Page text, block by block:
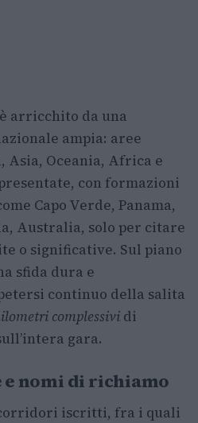
arricchito da una
ampia: aree
Asia, Oceania, Africa e
con formazioni
Capo Verde, Panama,
Australia, solo per citare
o significative. Sul piano
sfida dura e
continuo della salita
complessivi di
gara.
nomi di richiamo
iscritti, fra i quali